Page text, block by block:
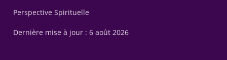
Perspective Spirituelle
Dernière mise à jour : 6 août 2026